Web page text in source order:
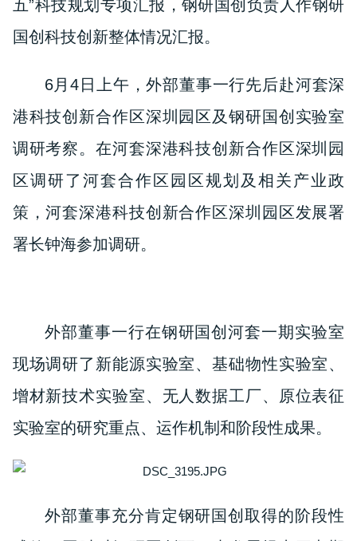
五”科技规划专项汇报，钢研国创负责人作钢研
国创科技创新整体情况汇报。
6月4日上午，外部董事一行先后赴河套深
港科技创新合作区深圳园区及钢研国创实验室
调研考察。在河套深港科技创新合作区深圳园
区调研了河套合作区园区规划及相关产业政
策，河套深港科技创新合作区深圳园区发展署
署长钟海参加调研。
外部董事一行在钢研国创河套一期实验室
现场调研了新能源实验室、基础物性实验室、
增材新技术实验室、无人数据工厂、原位表征
实验室的研究重点、运作机制和阶段性成果。
外部董事充分肯定钢研国创取得的阶段性